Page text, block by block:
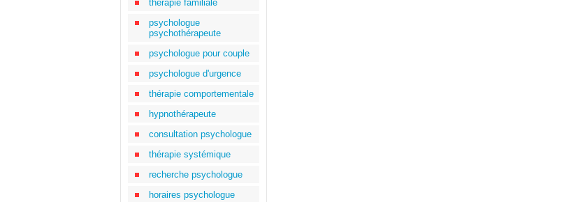
thérapie familiale
psychologue
psychothérapeute
psychologue pour couple
psychologue d'urgence
thérapie comportementale
hypnothérapeute
consultation psychologue
thérapie systémique
recherche psychologue
horaires psychologue